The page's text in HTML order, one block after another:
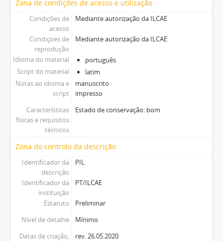
Zona de condições de acesso e utilização
Condições de
acesso
Mediante autorização da ILCAE
Condiçoes de
reprodução
Mediante autorização da ILCAE
Idioma do material
português
Script do material
latim
Notas ao idioma e
script
manuscrito
impresso
Características
físicas e requisitos
técnicos
Estado de conservação: bom
Zona do controlo da descrição
Identificador da
descrição
PIL
Identificador da
instituição
PT/ILCAE
Estatuto
Preliminar
Nível de detalhe
Mínimo
Datas de criação,
rev. 26.05.2020